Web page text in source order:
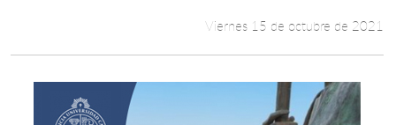
Viernes 15 de octubre de 2021